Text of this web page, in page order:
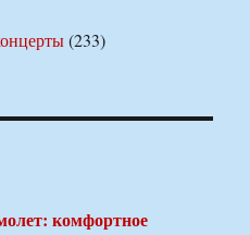
(233)
комфортное